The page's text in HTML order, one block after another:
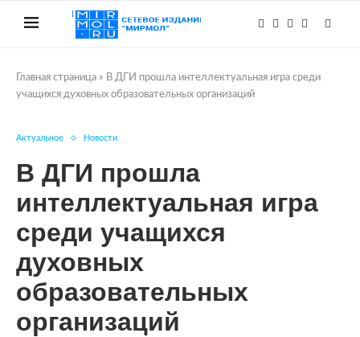
Главная страница » В ДГИ прошла интеллектуальная игра среди
учащихся духовных образовательных организаций
Актуальное Новости
В ДГИ прошла
интеллектуальная игра
среди учащихся
духовных
образовательных
организаций